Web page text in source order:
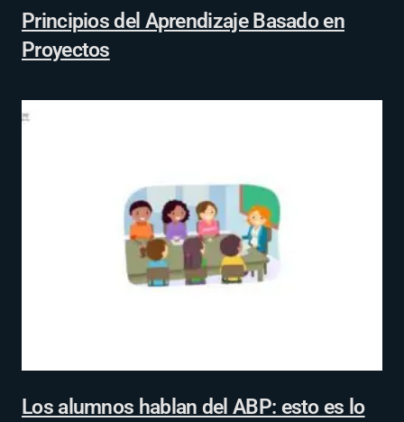
Principios del Aprendizaje Basado en
Proyectos
Los alumnos hablan del ABP: esto es lo